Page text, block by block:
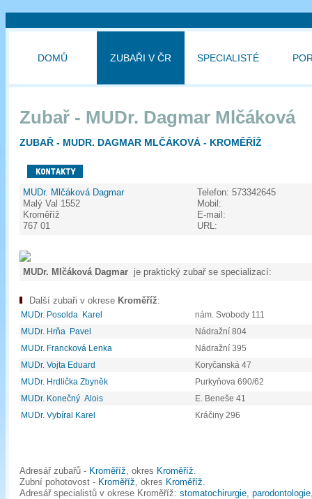
DOMŮ ZUBAŘI V ČR SPECIALISTÉ
Zubař - MUDr. Dagmar Mlčáková
ZUBAŘ - MUDR. DAGMAR MLČÁKOVÁ - KROMĚŘÍŽ
MUDr. Mlčáková Dagmar
Malý Val 1552
Kroměříž
767 01
Telefon:
Mobil:
E-mail:
URL:
573342645
MUDr. Mlčáková Dagmar je praktický zubař se specializací:
Další zubaři v okrese Kroměříž:
MUDr. Posolda Karel
nám. Svobody 111
MUDr. Hrňa Pavel
Nádražní 804
MUDr. Francková Lenka
Nádražní 395
MUDr. Vojta Eduard
Koryčanská 47
MUDr. Hrdlička Zbyněk
Purkyňova 690/62
MUDr. Konečný Alois
E. Beneše 41
MUDr. Vybíral Karel
Kráčiny 296
Adresář zubařů - Kroměříž, okres Kroměříž.
Zubní pohotovost - Kroměříž, okres Kroměříž.
Adresář specialistů v okrese Kroměříž: stomatochirurgie, parodontologie